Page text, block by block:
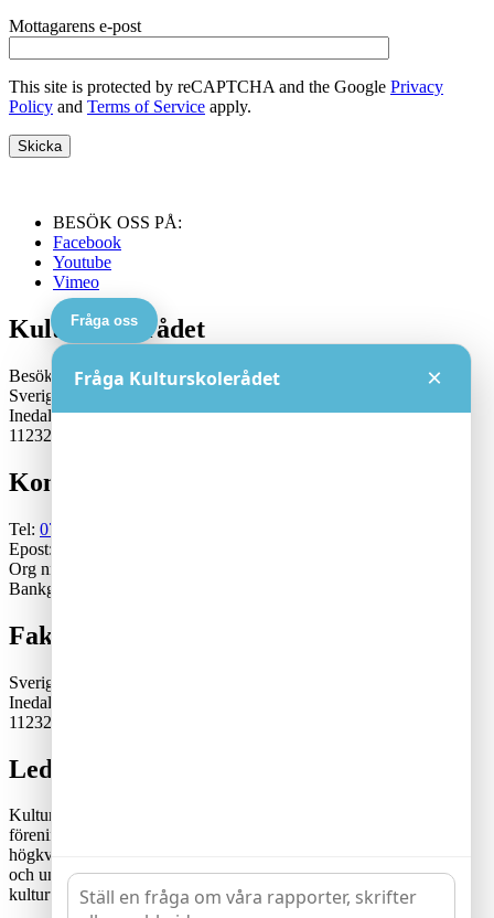
Mottagarens e-post
This site is protected by reCAPTCHA and the Google Privacy
Policy and Terms of Service apply.
BESÖK OSS PÅ:
Facebook
Youtube
Vimeo
Kulturskolerådet
Besöksadress:
Sveriges Kulturskoleråd
Inedalsgatan 15
11232 Stockholm
Kontakt
Tel: 070-671 79 46
Epost:
Org nr: 802402-2561
Bankgiro:5553-1339
Fakturaadress
Sveriges Kulturskoleråd
Inedalsgatan 15
11232 Stockholm
Lediga tjänster
Kulturskolerådet är en ideell, partipolitiskt och fackligt obunden
förening där kommuner samverkar för en tillgänglig och
högkvalitativ kulturskoleverksamhet. Rådets vision är att alla barn
och unga har likvärdiga möjligheter att utvecklas genom
kulturutövande i verksamhet av hög kvalitet och tillgänglighet.
Fråga oss
Fråga Kulturskolerådet ×